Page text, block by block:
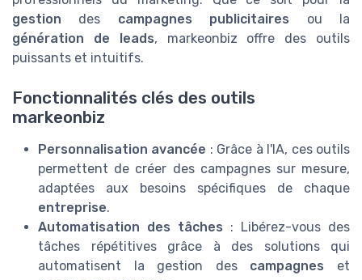
gestion des campagnes publicitaires ou la
génération de leads, markeonbiz offre des outils
puissants et intuitifs.
Fonctionnalités clés des outils
markeonbiz
Personnalisation avancée : Grâce à l'IA, ces outils
permettent de créer des campagnes sur mesure,
adaptées aux besoins spécifiques de chaque
entreprise.
Automatisation des tâches : Libérez-vous des
tâches répétitives grâce à des solutions qui
automatisent la gestion des campagnes et